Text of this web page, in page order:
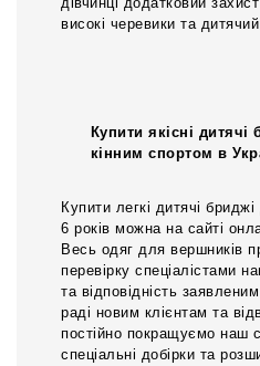
високі черевики та
Купити якісні
кінним спортом в
Купити легкі дитячі
6 років можна на сайті
Весь одяг для вершників
перевірку спеціалістами
та відповідність
раді новим клієнтам та
постійно покращуємо наш
спеціальні добірки та